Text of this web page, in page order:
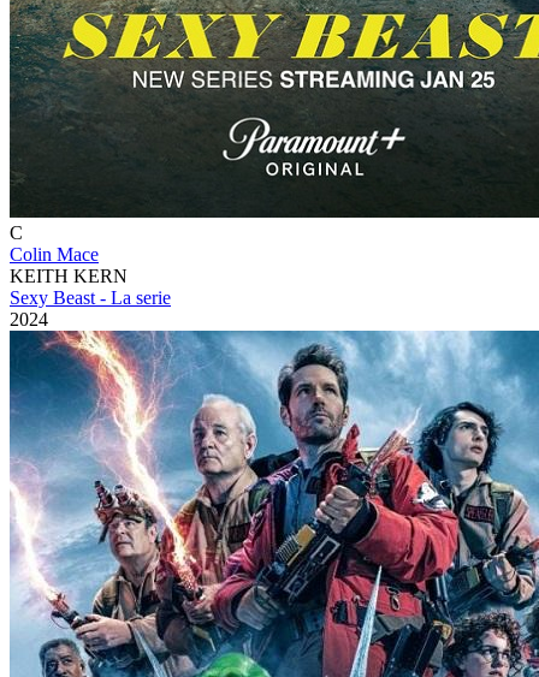
C
Colin Mace
KEITH KERN
Sexy Beast - La serie
2024